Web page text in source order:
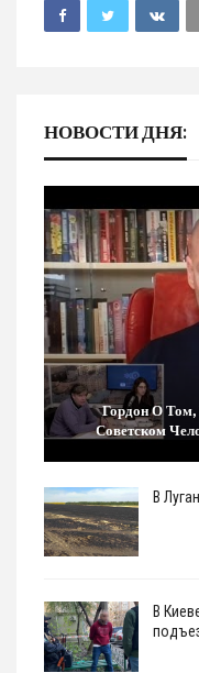
НОВОСТИ ДНЯ:
Гордон О
Советском
В
В